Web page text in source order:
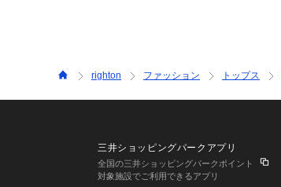
righton ファッション トップス
三井ショッピングパークアプリ
全国の三井ショッピングパークポイント
対象施設でご利用できるアプリ